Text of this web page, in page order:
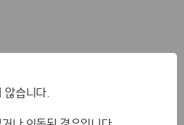
않습니다.